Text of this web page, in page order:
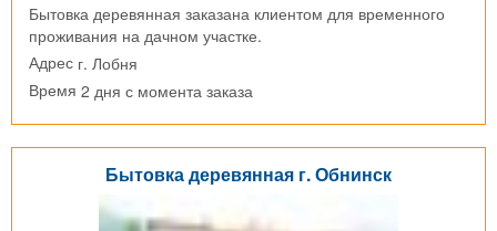
Бытовка деревянная заказана клиентом для временного
проживания на дачном участке.
Адрес г. Лобня
Время 2 дня с момента заказа
Бытовка деревянная г. Обнинск